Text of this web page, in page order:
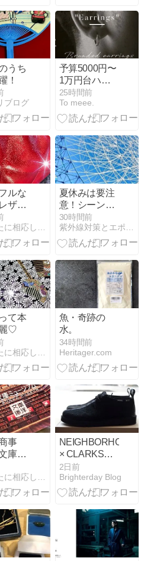
力！ウールコ
ートの魅力
うち
！
ブログ
予算5000円〜
1万円台ハイ
センスなブラ
ンドのメンズ
ピアス｜彼氏
性が喜ぶアク
セサリープレ
ゼント
25時間前
To meee.
ルな
ザー
「あなたに相応しくない服と人生は捨てておしまいなさい！」
夏休みは要注
意！シーン
別・日焼け対
策
30時間前
紫外線対策とエポカル
て本
♡
魚・奇跡の
水。
34時間前
Heritager.com
事
庫ミ
ム」♪
NEIGHBORHOOD
× CLARKSの
Desert Trek。
2日前
Brighterday Blog